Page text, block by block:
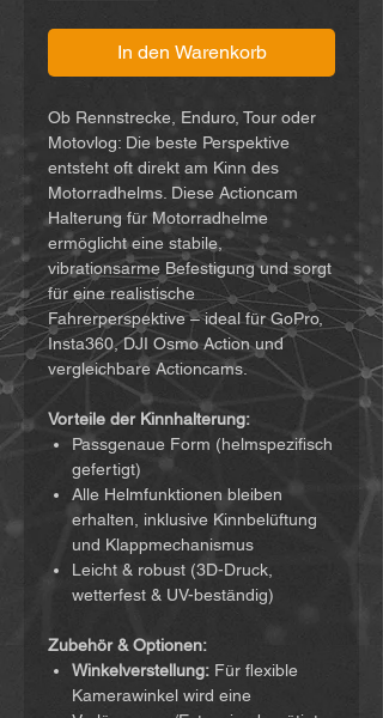
In den Warenkorb
Ob Rennstrecke, Enduro, Tour oder
Motovlog: Die beste Perspektive
entsteht oft direkt am Kinn des
Motorradhelms. Diese Actioncam
Halterung für Motorradhelme
ermöglicht eine stabile,
vibrationsarme Befestigung und sorgt
für eine realistische
Fahrerperspektive – ideal für GoPro,
Insta360, DJI Osmo Action und
vergleichbare Actioncams.
Vorteile der Kinnhalterung:
Passgenaue Form (helmspezifisch
gefertigt)
Alle Helmfunktionen bleiben
erhalten, inklusive Kinnbelüftung
und Klappmechanismus
Leicht & robust (3D-Druck,
wetterfest & UV-beständig)
Zubehör & Optionen:
Winkelverstellung: Für flexible
Kamerawinkel wird eine